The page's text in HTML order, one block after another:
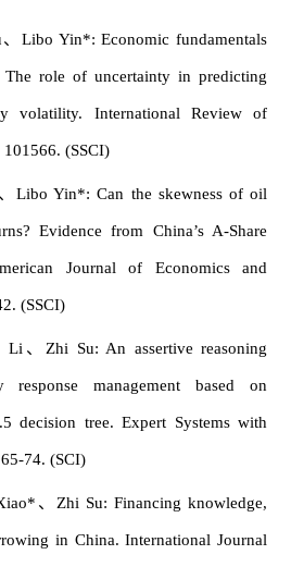
Libo Yin*: Economic fundamentals
The role of uncertainty in predicting
volatility. International Review of
(SSCI)
Libo Yin*: Can the skewness of oil
Evidence from China’s A-Share
Journal of Economics and
(SSCI)
、Zhi Su: An assertive reasoning
response management based on
decision tree. Expert Systems with
74. (SCI)
、Zhi Su: Financing knowledge,
in China. International Journal